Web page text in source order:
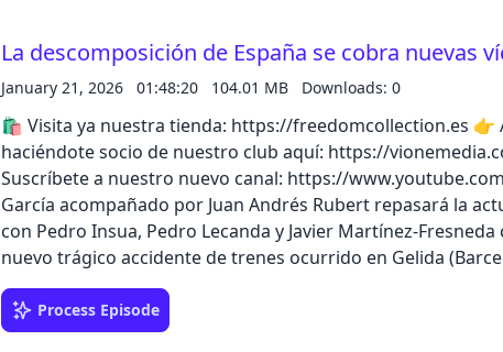
La descomposición de España se cobra nuevas
January 21, 2026 01:48:20 104.01 MB Downloads: 0
🛍️ Visita ya nuestra tienda: https://freedomcollection.es 👉 Apóyanos
haciéndote socio de nuestro club aquí: https://
Suscríbete a nuestro nuevo canal: https://www.youtube.com/
García acompañado por Juan Andrés Rubert repasará la
con Pedro Insua, Pedro Lecanda y Javier Martínez-
nuevo trágico accidente de trenes ocurrido en Gelida
conocido de Adamuz (Córdoba), y lo que revela de la
políticos. Escucha el episodio completo en la app de iVoox,
catálogo de iVoox Originals
Process Episode